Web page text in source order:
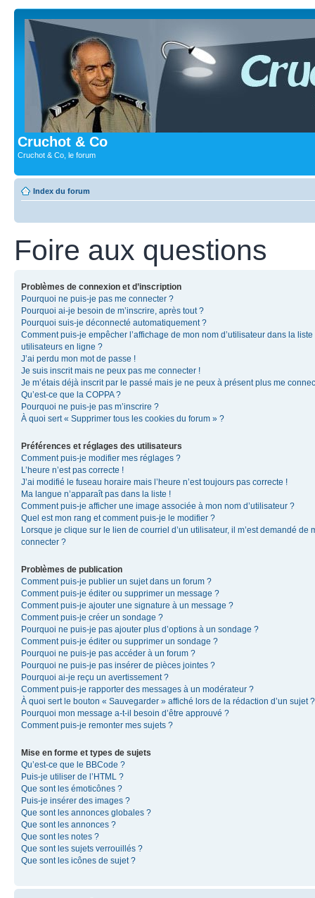
Cruchot & Co
Cruchot & Co, le forum
Index du forum
Foire aux questions
Problèmes de connexion et d’inscription
Pourquoi ne puis-je pas me connecter ?
Pourquoi ai-je besoin de m’inscrire, après tout ?
Pourquoi suis-je déconnecté automatiquement ?
Comment puis-je empêcher l’affichage de mon nom d’utilisateur dans la liste
utilisateurs en ligne ?
J’ai perdu mon mot de passe !
Je suis inscrit mais ne peux pas me connecter !
Je m’étais déjà inscrit par le passé mais je ne peux à présent plus me
Qu’est-ce que la COPPA ?
Pourquoi ne puis-je pas m’inscrire ?
À quoi sert « Supprimer tous les cookies du forum » ?
Préférences et réglages des utilisateurs
Comment puis-je modifier mes réglages ?
L’heure n’est pas correcte !
J’ai modifié le fuseau horaire mais l’heure n’est toujours pas correcte !
Ma langue n’apparaît pas dans la liste !
Comment puis-je afficher une image associée à mon nom d’utilisateur ?
Quel est mon rang et comment puis-je le modifier ?
Lorsque je clique sur le lien de courriel d’un utilisateur, il m’est demandé de
connecter ?
Problèmes de publication
Comment puis-je publier un sujet dans un forum ?
Comment puis-je éditer ou supprimer un message ?
Comment puis-je ajouter une signature à un message ?
Comment puis-je créer un sondage ?
Pourquoi ne puis-je pas ajouter plus d’options à un sondage ?
Comment puis-je éditer ou supprimer un sondage ?
Pourquoi ne puis-je pas accéder à un forum ?
Pourquoi ne puis-je pas insérer de pièces jointes ?
Pourquoi ai-je reçu un avertissement ?
Comment puis-je rapporter des messages à un modérateur ?
À quoi sert le bouton « Sauvegarder » affiché lors de la rédaction d’un sujet ?
Pourquoi mon message a-t-il besoin d’être approuvé ?
Comment puis-je remonter mes sujets ?
Mise en forme et types de sujets
Qu’est-ce que le BBCode ?
Puis-je utiliser de l’HTML ?
Que sont les émoticônes ?
Puis-je insérer des images ?
Que sont les annonces globales ?
Que sont les annonces ?
Que sont les notes ?
Que sont les sujets verrouillés ?
Que sont les icônes de sujet ?